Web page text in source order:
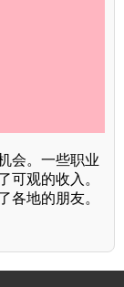
会。一些职业
可观的收入。
各地的朋友。